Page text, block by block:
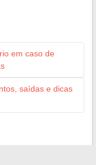
em caso de
saídas e dicas